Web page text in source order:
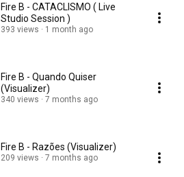
Fire B - CATACLISMO ( Live
Studio Session )
393 views 1 month ago
Fire B - Quando Quiser
(Visualizer)
340 views 7 months ago
Fire B - Razões (Visualizer)
209 views 7 months ago